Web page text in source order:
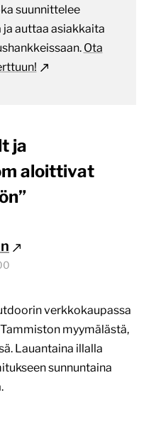
suunnittelee
auttaa asiakkaita
Ota
ja
aloittivat
”
verkkokaupassa
myymälästä,
Lauantaina illalla
sunnuntaina